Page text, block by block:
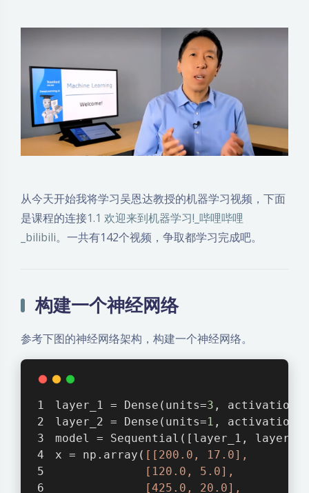
从今天开始我将学习吴恩达教授的机器学习视频，下面
是课程的连接1.1 欢迎来到机器学习!_哔哩哔哩
_bilibili。一共有142个视频，争取都学习完成吧。
构建一个神经网络
参考下图的神经网络架构，构建一个神经网络。
layer_1 = Dense(units=3 , activation=
layer_2 = Dense(units=1 , activation=
model = Sequential([layer_1, layer_2]) #
x = np.array( [[200.0, 17.0],
             [120.0, 5.0],
             [425.0, 20.0],